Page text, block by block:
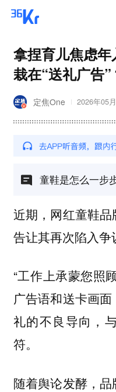
拿捏育儿焦虑
栽在“送礼广告”
定焦One 2026年05
童鞋是怎么一步
近期，网红童鞋
告让其再次陷入争
“工作上承蒙您照
广告语和送卡画
礼的不良导向，
符。
随着舆论发酵，